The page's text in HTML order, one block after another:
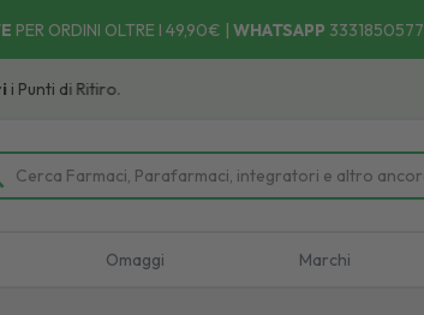
PER ORDINI OLTRE I 49,90€ | WHATSAPP 3331850577
di Ritiro.
Omaggi Marchi